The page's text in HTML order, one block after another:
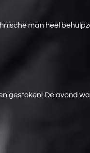
man heel
gestoken! De avond